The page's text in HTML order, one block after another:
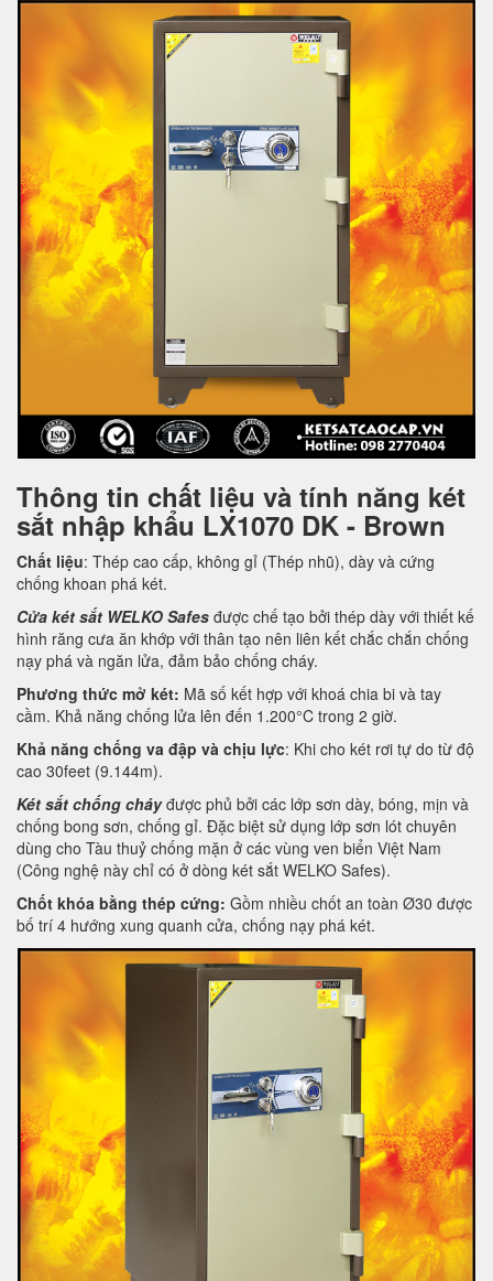
Thông tin chất liệu và tính năng két
sắt nhập khẩu LX1070 DK - Brown
Chất liệu: Thép cao cấp, không gỉ (Thép nhũ), dày và cứng
chống khoan phá két.
Cửa két sắt WELKO Safes được chế tạo bởi thép dày với thiết kế
hình răng cưa ăn khớp với thân tạo nên liên kết chắc chắn chống
nạy phá và ngăn lửa, đảm bảo chống cháy.
Phương thức mở két: Mã số kết hợp với khoá chia bi và tay
cầm. Khả năng chống lửa lên đến 1.200°C trong 2 giờ.
Khả năng chống va đập và chịu lực: Khi cho két rơi tự do từ độ
cao 30feet (9.144m).
Két sắt chống cháyđược phủ bởi các lớp sơn dày, bóng, mịn và
chống bong sơn, chống gỉ. Đặc biệt sử dụng lớp sơn lót chuyên
dùng cho Tàu thuỷ chống mặn ở các vùng ven biển Việt Nam
(Công nghệ này chỉ có ở dòng két sắt WELKO Safes).
Chốt khóa bằng thép cứng: Gồm nhiều chốt an toàn Ø30 được
bố trí 4 hướng xung quanh cửa, chống nạy phá két.